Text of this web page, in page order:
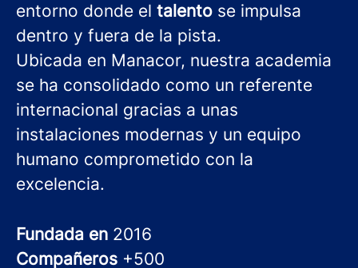
entorno donde el talento se impulsa
dentro y fuera de la pista.
Ubicada en Manacor, nuestra academia
se ha consolidado como un referente
internacional gracias a unas
instalaciones modernas y un equipo
humano comprometido con la
excelencia.
Fundada en 2016
Compañeros +500